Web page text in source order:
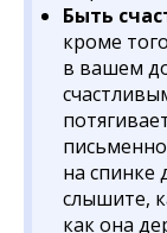
Быть
кроме
в вашем
на спинке
слышите,
как она